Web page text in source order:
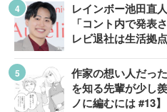
レインボー池田直
「コント内で発表
レビ退社は生活拠
作家の想い人だっ
を知る先輩が少し
ノに編むには #13】